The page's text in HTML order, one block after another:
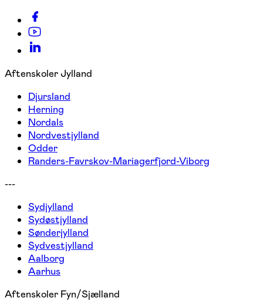
Aftenskoler Jylland
Djursland
Herning
Nordals
Nordvestjylland
Odder
Randers-Favrskov-Mariagerfjord-Viborg
---
Sydjylland
Sydøstjylland
Sønderjylland
Sydvestjylland
Aalborg
Aarhus
Aftenskoler Fyn/Sjælland